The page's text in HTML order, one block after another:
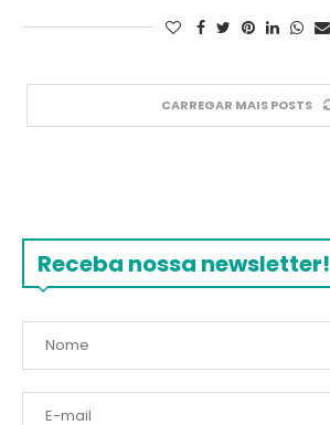
CARREGAR MAIS POSTS
Receba nossa newsletter!